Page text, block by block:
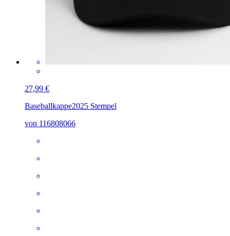
27,99 €
Baseballkappe2025 Stempel
von 116808066